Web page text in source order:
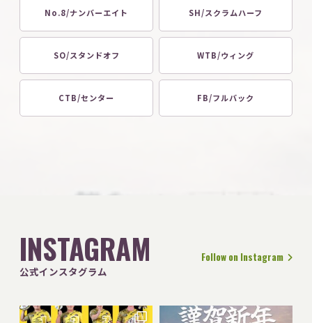
No.8/ナンバーエイト SH/スクラムハーフ
SO/スタンドオフ WTB/ウィング
CTB/センター FB/フルバック
INSTAGRAM
公式インスタグラム
Follow on Instagram